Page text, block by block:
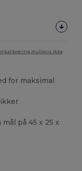
muligvis ikke
for maksimal
på 45 x 25 x